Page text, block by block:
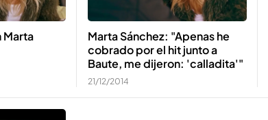
Marta
Marta Sánchez: "Apenas he
cobrado por el hit junto a
Baute, me dijeron: 'calladita'"
21/12/2014